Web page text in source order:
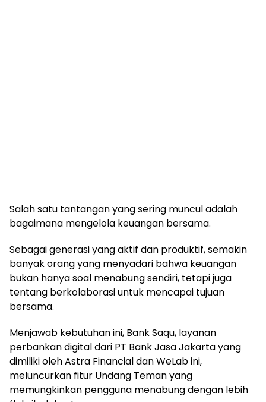
Salah satu tantangan yang sering muncul adalah
bagaimana mengelola keuangan bersama.
Sebagai generasi yang aktif dan produktif, semakin
banyak orang yang menyadari bahwa keuangan
bukan hanya soal menabung sendiri, tetapi juga
tentang berkolaborasi untuk mencapai tujuan
bersama.
Menjawab kebutuhan ini, Bank Saqu, layanan
perbankan digital dari PT Bank Jasa Jakarta yang
dimiliki oleh Astra Financial dan WeLab ini,
meluncurkan fitur Undang Teman yang
memungkinkan pengguna menabung dengan lebih